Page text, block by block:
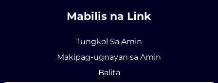
Mabilis na Link
Tungkol Sa Amin
Makipag-ugnayan sa Amin
Balita